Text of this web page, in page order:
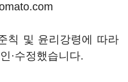
칙 및 윤리강령에 따라
·수정했습니다.